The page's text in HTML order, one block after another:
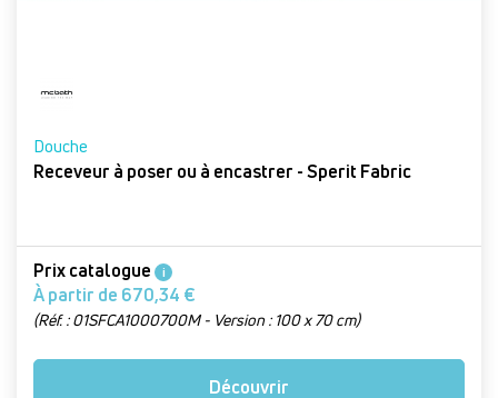
Douche
Receveur à poser ou à encastrer - Sperit Fabric
Prix catalogue i
À partir de 670,34 €
(Réf. : 01SFCA1000700M - Version : 100 x 70 cm)
Découvrir